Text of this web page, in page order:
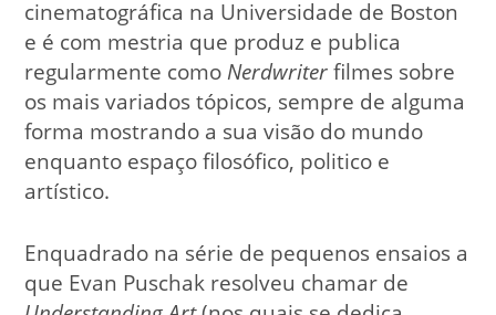
cinematográfica na Universidade de Boston
e é com mestria que produz e publica
regularmente como Nerdwriterfilmes sobre
os mais variados tópicos, sempre de alguma
forma mostrando a sua visão do mundo
enquanto espaço filosófico, politico e
artístico.
Enquadrado na série de pequenos ensaios a
que Evan Puschak resolveu chamar de